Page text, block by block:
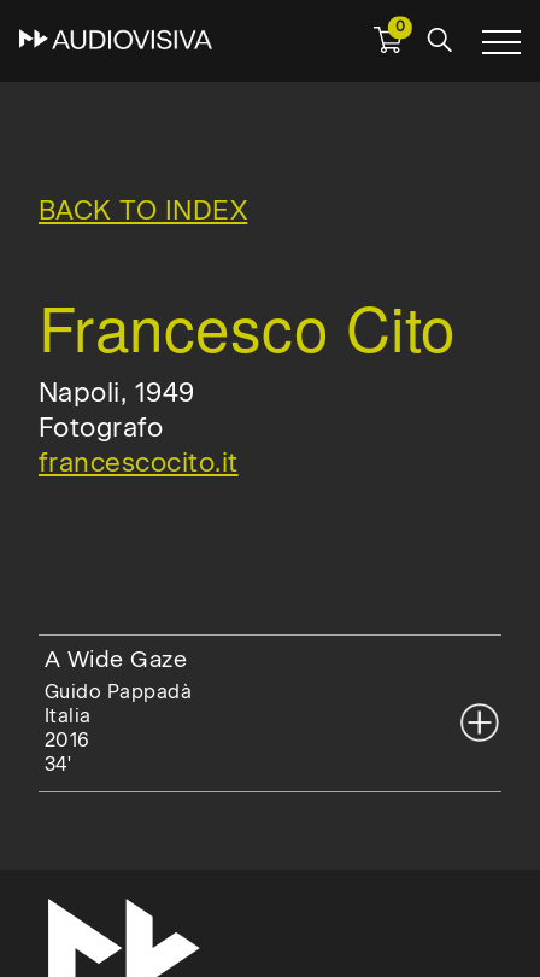
0
BACK TO INDEX
Francesco Cito
Napoli, 1949
Fotografo
francescocito.it
A Wide Gaze
Guido Pappadà
Italia
2016
34'